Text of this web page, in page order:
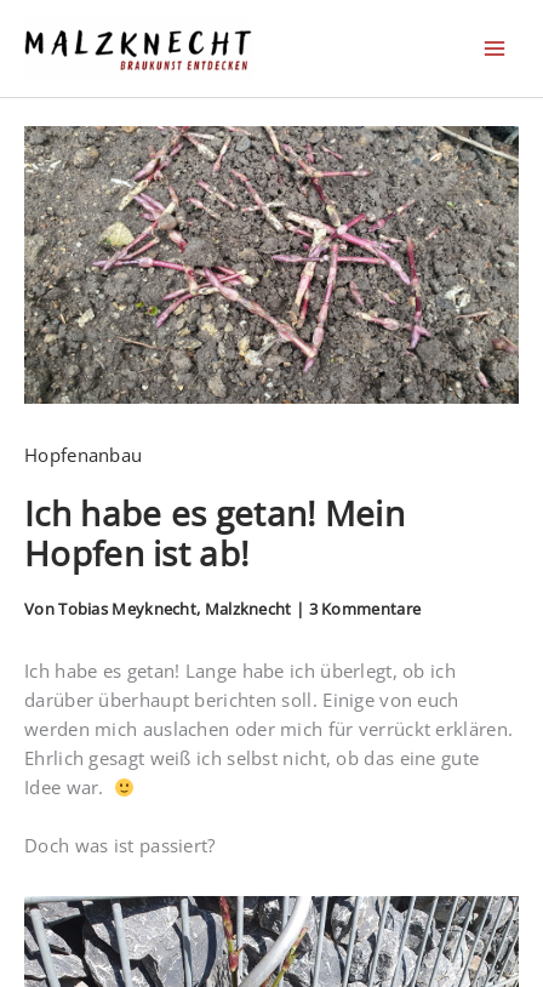
Inhalt
Hopfenanbau
Ich habe es getan! Mein
Hopfen ist ab!
VonTobias Meyknecht, Malzknecht | 3 Kommentare
Ich habe es getan! Lange habe ich überlegt, ob ich
darüber überhaupt berichten soll. Einige von euch
werden mich auslachen oder mich für verrückt erklären.
Ehrlich gesagt weiß ich selbst nicht, ob das eine gute
Idee war.
Doch was ist passiert?